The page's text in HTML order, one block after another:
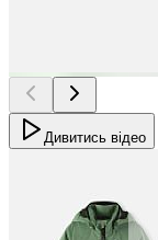
Дивитись відео